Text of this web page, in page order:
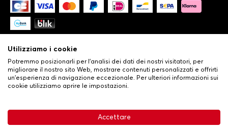
Condizioni generali di vendita•
Politica sulla privacy e sui cookie•Livraison
Utilizziamo i cookie
Potremmo posizionarli per l'analisi dei dati dei nostri visitatori, per
migliorare il nostro sito Web, mostrare contenuti personalizzati e offrirti
un'esperienza di navigazione eccezionale. Per ulteriori informazioni sui
cookie utilizziamo aprire le impostazioni.
Accettare